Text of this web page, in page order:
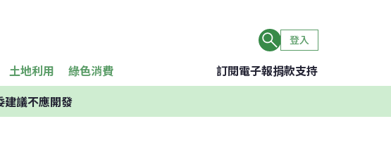
登入
土地利用 綠色消費 訂閱電子報捐款支持
建議不應開發